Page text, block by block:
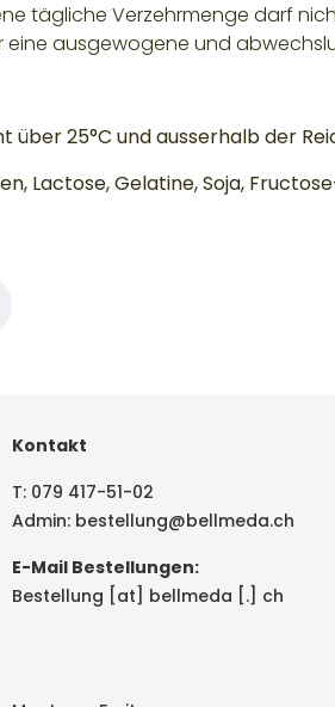
tägliche Verzehrmenge darf
eine ausgewogene und
über 25°C und ausserhalb der
Lactose, Gelatine, Soja,
Kontakt
T: 079 417-51-02
Admin: bestellung@bellmeda.ch
E-Mail Bestellungen:
Bestellung [at] bellmeda [.] ch